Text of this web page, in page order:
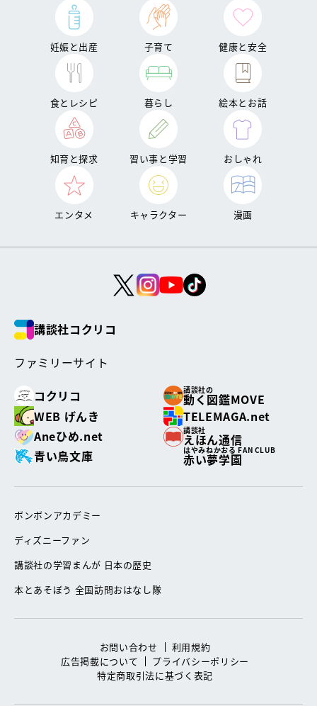
妊娠と出産 子育て 健康と安全
食とレシピ 暮らし 絵本とお話
知育と探求 習い事と学習 おしゃれ
エンタメ キャラクター 漫画
講談社コクリコ
ファミリーサイト
コクリコ
講談社の
動く図鑑MOVE
WEB げんき
TELEMAGA.net
Aneひめ.net
講談社
えほん通信
青い鳥文庫
はやみねかおる FAN CLUB
赤い夢学園
ボンボンアカデミー
ディズニーファン
講談社の学習まんが 日本の歴史
本とあそぼう 全国訪問おはなし隊
お問い合わせ
利用規約
広告掲載について
プライバシーポリシー
特定商取引法に基づく表記